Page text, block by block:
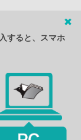
すると、スマホ